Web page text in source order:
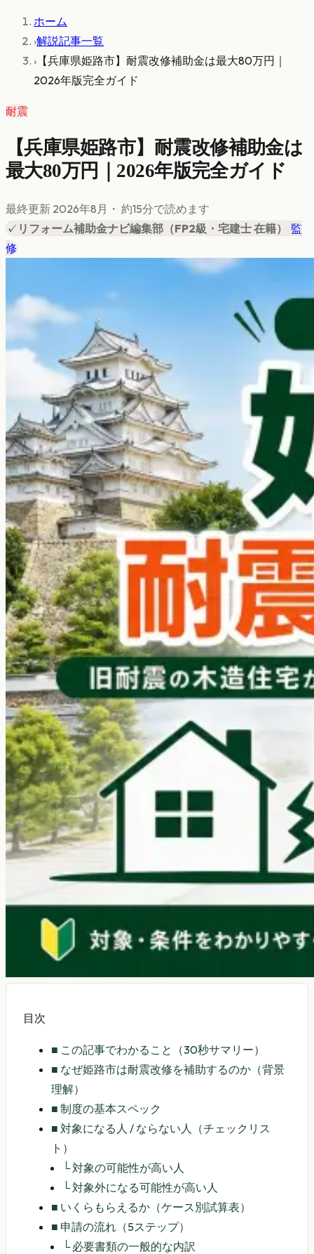
ホーム
›解説記事一覧
› 【兵庫県姫路市】耐震改修補助金は最大80万円｜
2026年版完全ガイド
耐震
【兵庫県姫路市】耐震改修補助金は
最大80万円｜2026年版完全ガイド
最終更新 2026年8月 ・ 約15分で読めます
✓ リフォーム補助金ナビ編集部 （FP2級・宅建士 在籍）
監
修
目次
■ この記事でわかること（30秒サマリー）
■ なぜ姫路市は耐震改修を補助するのか（背景
理解）
■ 制度の基本スペック
■ 対象になる人 / ならない人（チェックリス
ト）
└対象の可能性が高い人
└対象外になる可能性が高い人
■ いくらもらえるか（ケース別試算表）
■ 申請の流れ（5ステップ）
└必要書類の一般的な内訳